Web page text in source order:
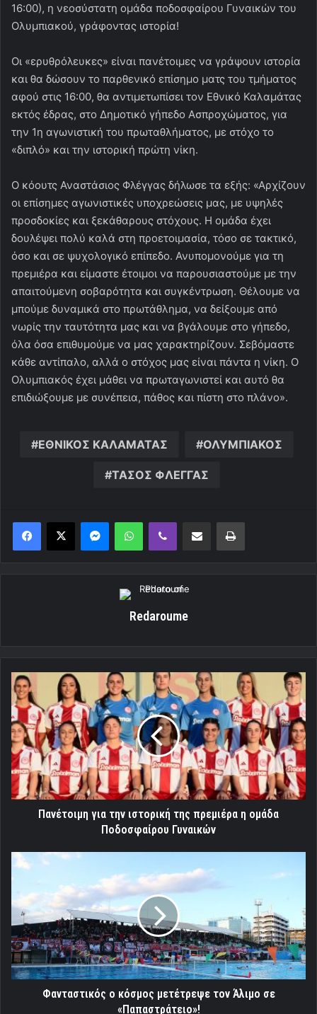
16:00), η νεοσύστατη ομάδα ποδοσφαίρου Γυναικών του
Ολυμπιακού, γράφοντας ιστορία!
Οι «ερυθρόλευκες» είναι πανέτοιμες να γράψουν ιστορία
και θα δώσουν το παρθενικό επίσημο ματς του τμήματος
αφού στις 16:00, θα αντιμετωπίσει τον Εθνικό Καλαμάτας
εκτός έδρας, στο Δημοτικό γήπεδο Ασπροχώματος, για
την 1η αγωνιστική του πρωταθλήματος, με στόχο το
«διπλό» και την ιστορική πρώτη νίκη.
Ο κόουτς Αναστάσιος Φλέγγας δήλωσε τα εξής: «Αρχίζουν
οι επίσημες αγωνιστικές υποχρεώσεις μας, με υψηλές
προσδοκίες και ξεκάθαρους στόχους. Η ομάδα έχει
δουλέψει πολύ καλά στη προετοιμασία, τόσο σε τακτικό,
όσο και σε ψυχολογικό επίπεδο. Ανυπομονούμε για τη
πρεμιέρα και είμαστε έτοιμοι να παρουσιαστούμε με την
απαιτούμενη σοβαρότητα και συγκέντρωση. Θέλουμε να
μπούμε δυναμικά στο πρωτάθλημα, να δείξουμε από
νωρίς την ταυτότητα μας και να βγάλουμε στο γήπεδο,
όλα όσα επιθυμούμε να μας χαρακτηρίζουν. Σεβόμαστε
κάθε αντίπαλο, αλλά ο στόχος μας είναι πάντα η νίκη. Ο
Ολυμπιακός έχει μάθει να πρωταγωνιστεί και αυτό θα
επιδιώξουμε με συνέπεια, πάθος και πίστη στο πλάνο».
ΕΘΝΙΚΟΣ ΚΑΛΑΜΑΤΑΣ ΟΛΥΜΠΙΑΚΟΣ
ΤΑΣΟΣ ΦΛΕΓΓΑΣ
MessengerWhatsAppViber Κοινοποίηση μέσω ηλεκτρονικού ταχυδρομείουΕκτύπωση
Redaroume
Πανέτοιμη
για
την
ιστορική
της
πρεμιέρα
η
ομάδα
Ποδοσφαίρου
ΓυναικώνΠανέτοιμη για την ιστορική της πρεμιέρα η ομάδα
Ποδοσφαίρου Γυναικών
Φανταστικός
μετέτρεψε
τον
Άλιμο
σε
«Παπαστράτειο»!
Φανταστικός ο κόσμος μετέτρεψε τον Άλιμο σε
«Παπαστράτειο»!